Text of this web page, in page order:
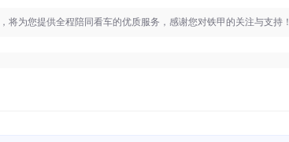
，将为您提供全程陪同看车的优质服务，感谢您对铁甲的关注与支持！